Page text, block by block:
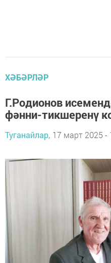
ХӘБӘРЛӘР
Г.Родионов
фәнни-тикшеренү
Туганайлар, 17 март 2025 -